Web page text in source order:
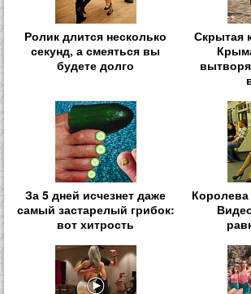
Ролик длится несколько
секунд, а смеяться вы
будете долго
Скрытая
За 5 дней исчезнет даже
самый застарелый грибок:
вот хитрость
Королева